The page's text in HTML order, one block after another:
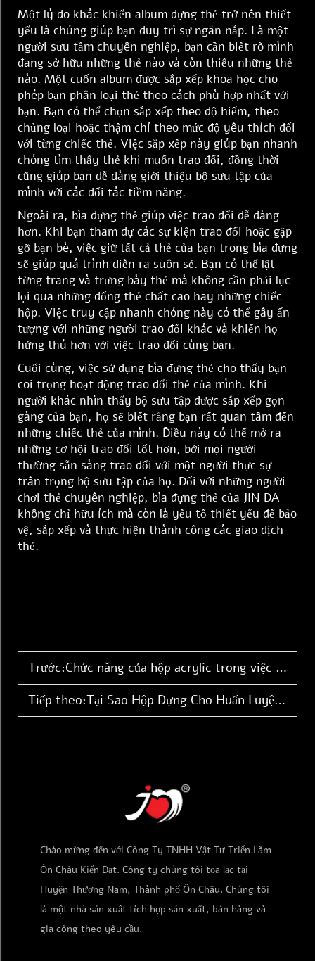
Một lý do khác khiến album đựng thẻ trở nên thiết
yếu là chúng giúp bạn duy trì sự ngăn nắp. Là một
người sưu tầm chuyên nghiệp, bạn cần biết rõ mình
đang sở hữu những thẻ nào và còn thiếu những thẻ
nào. Một cuốn album được sắp xếp khoa học cho
phép bạn phân loại thẻ theo cách phù hợp nhất với
bạn. Bạn có thể chọn sắp xếp theo độ hiếm, theo
chủng loại hoặc thậm chí theo mức độ yêu thích đối
với từng chiếc thẻ. Việc sắp xếp này giúp bạn nhanh
chóng tìm thấy thẻ khi muốn trao đổi, đồng thời
cũng giúp bạn dễ dàng giới thiệu bộ sưu tập của
mình với các đối tác tiềm năng.
Ngoài ra, bìa đựng thẻ giúp việc trao đổi dễ dàng
hơn. Khi bạn tham dự các sự kiện trao đổi hoặc gặp
gỡ bạn bè, việc giữ tất cả thẻ của bạn trong bìa đựng
sẽ giúp quá trình diễn ra suôn sẻ. Bạn có thể lật
từng trang và trưng bày thẻ mà không cần phải lục
lọi qua những đống thẻ chất cao hay những chiếc
hộp. Việc truy cập nhanh chóng này có thể gây ấn
tượng với những người trao đổi khác và khiến họ
hứng thú hơn với việc trao đổi cùng bạn.
Cuối cùng, việc sử dụng bìa đựng thẻ cho thấy bạn
coi trọng hoạt động trao đổi thẻ của mình. Khi
người khác nhìn thấy bộ sưu tập được sắp xếp gọn
gàng của bạn, họ sẽ biết rằng bạn rất quan tâm đến
những chiếc thẻ của mình. Điều này có thể mở ra
những cơ hội trao đổi tốt hơn, bởi mọi người
thường sẵn sàng trao đổi với một người thực sự
trân trọng bộ sưu tập của họ. Đối với những người
chơi thẻ chuyên nghiệp, bìa đựng thẻ của JIN DA
không chỉ hữu ích mà còn là yếu tố thiết yếu để bảo
vệ, sắp xếp và thực hiện thành công các giao dịch
thẻ.
Trước:Chức năng của hộp acrylic trong việc bán lẻ thẻ sưu tầm
Tiếp theo:Tại Sao Hộp Đựng Cho Huấn Luyện Viên Cao Cấp Thường Dùng Vỏ Làm Từ Nhựa Acrylic
Chào mừng đến với Công Ty TNHH Vật Tư Triển Lãm
Ôn Châu Kiến Đạt. Công ty chúng tôi tọa lạc tại
Huyện Thương Nam, Thành phố Ôn Châu. Chúng tôi
là một nhà sản xuất tích hợp sản xuất, bán hàng và
gia công theo yêu cầu.